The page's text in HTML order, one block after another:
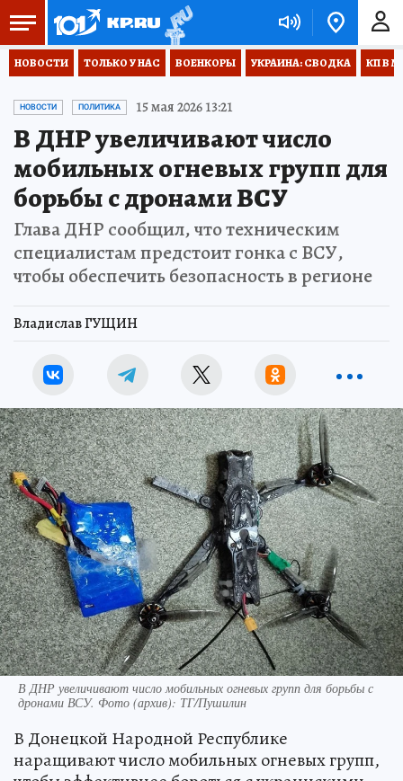
НОВОСТИ ТОЛЬКО У НАС ВОЕНКОРЫ УКРАИНА: СВОДКА КП В
НОВОСТИ ПОЛИТИКА 15 мая 2026 13:21
В ДНР увеличивают число
мобильных огневых групп для
борьбы с дронами ВСУ
Глава ДНР сообщил, что техническим
специалистам предстоит гонка с ВСУ,
чтобы обеспечить безопасность в регионе
Владислав ГУЩИН
В ДНР увеличивают число мобильных огневых групп для борьбы с
дронами ВСУ. Фото (архив): ТГ/Пушилин
В Донецкой Народной Республике
наращивают число мобильных огневых групп,